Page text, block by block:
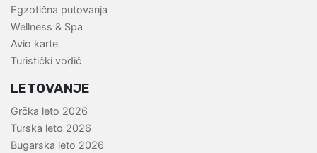
Egzotična putovanja
Wellness & Spa
Avio karte
Turistički vodič
LETOVANJE
Grčka leto 2026
Turska leto 2026
Bugarska leto 2026